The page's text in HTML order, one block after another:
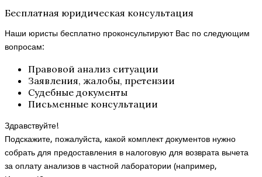
Бесплатная юридическая консультация
Наши юристы бесплатно проконсультируют Вас по следующим
вопросам:
Правовой анализ ситуации
Заявления, жалобы, претензии
Судебные документы
Письменные консультации
Здравствуйте!
Подскажите, пожалуйста, какой комплект документов нужно
собрать для предоставления в налоговую для возврата вычета
за оплату анализов в частной лаборатории (например,